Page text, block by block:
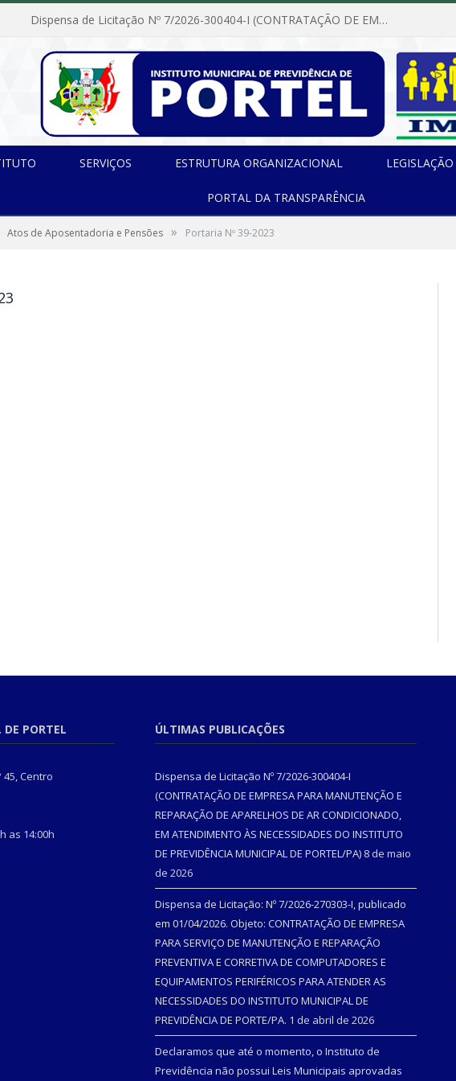
Dispensa de Licitação Nº 7/2026-300404-I (CONTRATAÇÃO DE EMPRESA PARA MANUTENÇÃO E REPARAÇÃO DE APARELHOS DE AR CONDICIONADO, EM ATENDIMENTO ÀS NECESSIDADES DO INSTITUTO DE PREVIDÊNCIA MUNICIPAL DE PORTEL/PA)
SERVIÇOS ESTRUTURA ORGANIZACIONAL LEGISLAÇÃO
PORTAL DA TRANSPARÊNCIA
Atos de Aposentadoria e Pensões » Portaria Nº 39-2023
PORTEL
Centro
as 14:00h
ÚLTIMAS PUBLICAÇÕES
Dispensa de Licitação Nº 7/2026-300404-I
(CONTRATAÇÃO DE EMPRESA PARA MANUTENÇÃO E
REPARAÇÃO DE APARELHOS DE AR CONDICIONADO,
EM ATENDIMENTO ÀS NECESSIDADES DO INSTITUTO
DE PREVIDÊNCIA MUNICIPAL DE PORTEL/PA) 8 de maio
de 2026
Dispensa de Licitação: Nº 7/2026-270303-I, publicado
em 01/04/2026. Objeto: CONTRATAÇÃO DE EMPRESA
PARA SERVIÇO DE MANUTENÇÃO E REPARAÇÃO
PREVENTIVA E CORRETIVA DE COMPUTADORES E
EQUIPAMENTOS PERIFÉRICOS PARA ATENDER AS
NECESSIDADES DO INSTITUTO MUNICIPAL DE
PREVIDÊNCIA DE PORTE/PA. 1 de abril de 2026
Declaramos que até o momento, o Instituto de
Previdência não possui Leis Municipais aprovadas